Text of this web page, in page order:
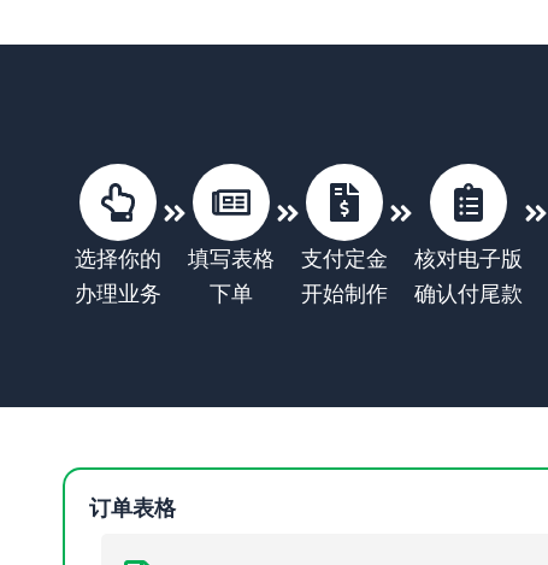
选择你的
办理业务
填写表格
下单
支付定金
开始制作
核对电子版
确认付尾款
订单表格